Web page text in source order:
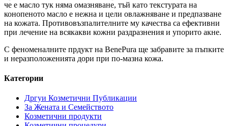
че е масло тук няма омазняване, тъй като текстурата на
конопеното масло е нежна и цели овлажняване и предпазване
на кожата. Противовъзпалителните му качества са ефективни
при лечение на всякакви кожни раздразнения и упорито акне.
С феноменалните прдукт на BenePura ще забравите за пъпките
и неразположенията дори при по-мазна кожа.
Категории
Дргуи Козметични Публикации
За Жената и Семейството
Козметични продукти